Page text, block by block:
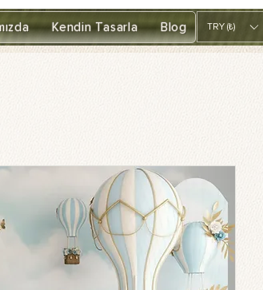
Kendin Tasarla Blog TRY (₺)